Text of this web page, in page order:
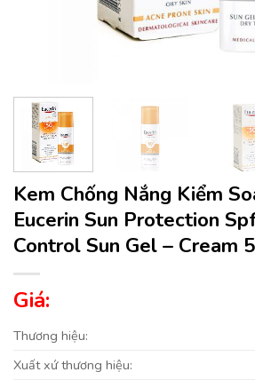
Kem Chống Nắng Kiểm
Eucerin Sun Protection
Control Sun Gel – Cream
Giá:
Thương hiệu:
Xuất xứ thương hiệu: